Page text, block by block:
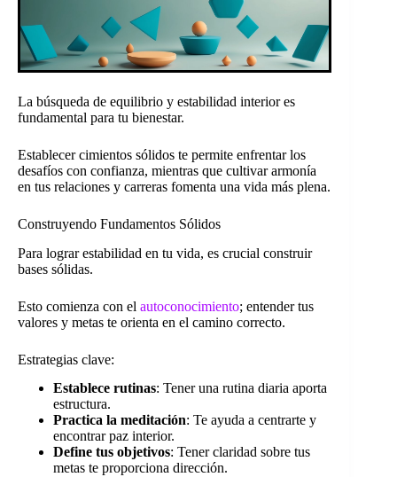
La búsqueda de equilibrio y estabilidad interior es
fundamental para tu bienestar.
Establecer cimientos sólidos te permite enfrentar los
desafíos con confianza, mientras que cultivar armonía
en tus relaciones y carreras fomenta una vida más plena.
Construyendo Fundamentos Sólidos
Para lograr estabilidad en tu vida, es crucial construir
bases sólidas.
Esto comienza con el autoconocimiento; entender tus
valores y metas te orienta en el camino correcto.
Estrategias clave:
Establece rutinas: Tener una rutina diaria aporta
estructura.
Practica la meditación: Te ayuda a centrarte y
encontrar paz interior.
Define tus objetivos: Tener claridad sobre tus
metas te proporciona dirección.